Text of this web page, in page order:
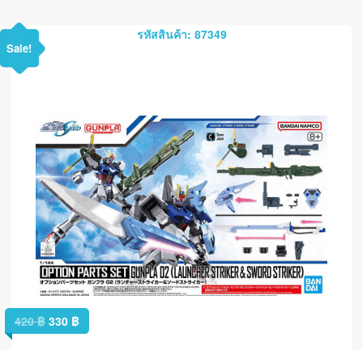
รหัสสินค้า: 87349
Sale!
420฿ 330 ฿